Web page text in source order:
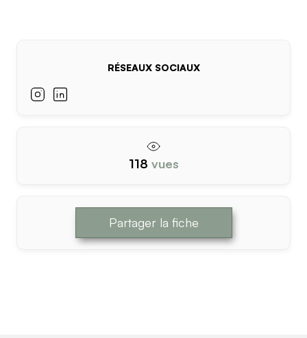
RÉSEAUX SOCIAUX
118 vues
Partager la fiche